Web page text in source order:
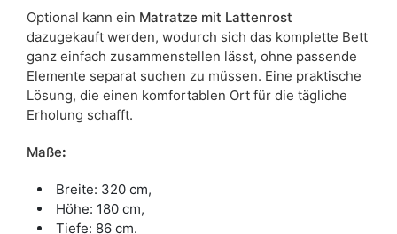
Optional kann ein Matratze mit Lattenrost
dazugekauft werden, wodurch sich das komplette Bett
ganz einfach zusammenstellen lässt, ohne passende
Elemente separat suchen zu müssen. Eine praktische
Lösung, die einen komfortablen Ort für die tägliche
Erholung schafft.
Maße:
Breite: 320 cm,
Höhe: 180 cm,
Tiefe: 86 cm.